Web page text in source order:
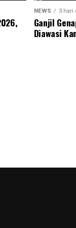
NEWS 3 hari
Ganjil
Diawasi